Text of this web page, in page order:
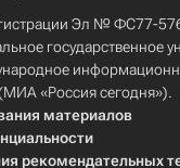
Эл № ФС77-
государственное
«Россия сегодня»).
материалов
рекомендательных